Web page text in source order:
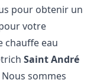
pour obtenir un
votre
chauffe eau
Saint André
Nous sommes